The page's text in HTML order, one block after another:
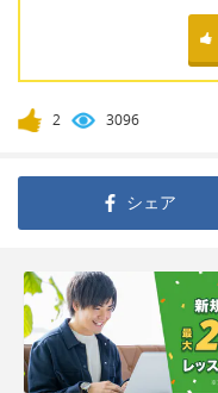
2 3096
シェア